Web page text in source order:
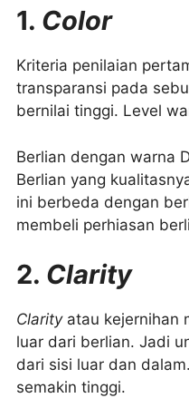
1. Color
Kriteria penilaian
transparansi pada
bernilai tinggi. Level
Berlian dengan warna
Berlian yang
ini berbeda dengan
membeli perhiasan
2. Clarity
Clarity atau kejernihan
luar dari berlian. Jadi
dari sisi luar dan
semakin tinggi.